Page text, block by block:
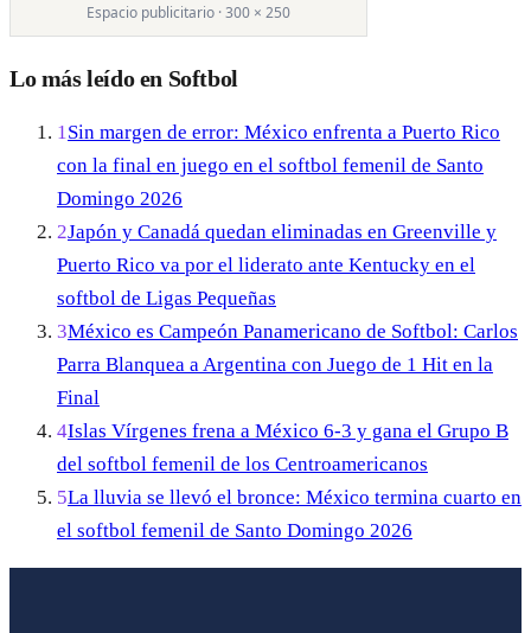
Espacio publicitario · 300 × 250
Lo más leído en Softbol
1 Sin margen de error: México enfrenta a Puerto Rico
con la final en juego en el softbol femenil de Santo
Domingo 2026
2Japón y Canadá quedan eliminadas en Greenville y
Puerto Rico va por el liderato ante Kentucky en el
softbol de Ligas Pequeñas
3México es Campeón Panamericano de Softbol: Carlos
Parra Blanquea a Argentina con Juego de 1 Hit en la
Final
4Islas Vírgenes frena a México 6-3 y gana el Grupo B
del softbol femenil de los Centroamericanos
5La lluvia se llevó el bronce: México termina cuarto en
el softbol femenil de Santo Domingo 2026